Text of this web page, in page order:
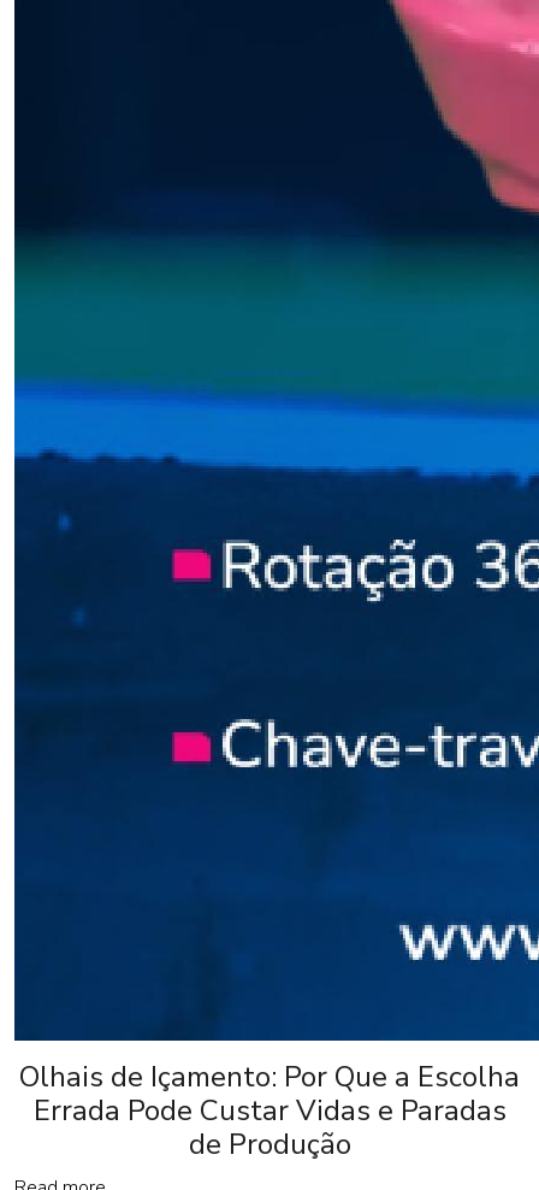
Olhais de Içamento: Por Que a Escolha
Errada Pode Custar Vidas e Paradas
de Produção